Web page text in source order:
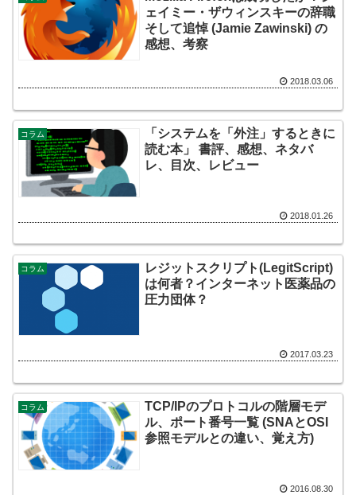
ェイミー・ザウィンスキーの辞職
そして追悼 (Jamie Zawinski) の
感想、考察
2018.03.06
コラム
「システムを「外注」するときに
読む本」 書評、感想、ネタバ
レ、目次、レビュー
2018.01.26
コラム
レジットスクリプト(LegitScript)
は何者？インターネット医薬品の
圧力団体？
2017.03.23
コラム
TCP/IPのプロトコルの階層モデ
ル、ポート番号一覧 (SNAとOSI
参照モデルとの違い、覚え方)
2016.08.30